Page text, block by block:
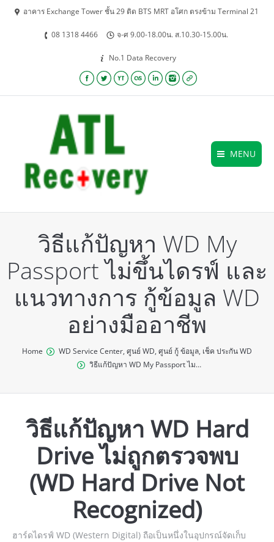
อาคาร Exchange Tower ชั้น 29 ติด BTS MRT อโศก ตรงข้าม Terminal 21
08 1318 4466 จ-ศ 9.00-18.00น. ส.10.30-15.00น.
No.1 Data Recovery
Facebook
TwitterYouTubeLastfmLinkedinInstagram
Website
MENU
วิธีแก้ปัญหา WD My
Passport ไม่ขึ้นไดรฟ์ และ
แนวทางการ กู้ข้อมูล WD
อย่างมืออาชีพ
You are here:
Home WD Service Center, ศูนย์ WD, ศูนย์ กู้ ข้อมูล, เช็ค ประกัน WD
วิธีแก้ปัญหา WD My Passport ไม…
วิธีแก้ปัญหา WD Hard
Drive ไม่ถูกตรวจพบ
(WD Hard Drive Not
Recognized)
ฮาร์ดไดรฟ์ WD (Western Digital) ถือเป็นหนึ่งในอุปกรณ์จัดเก็บ